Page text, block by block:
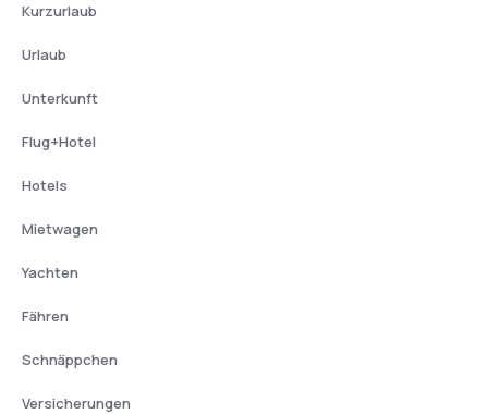
Kurzurlaub
Urlaub
Unterkunft
Flug+Hotel
Hotels
Mietwagen
Yachten
Fähren
Schnäppchen
Versicherungen